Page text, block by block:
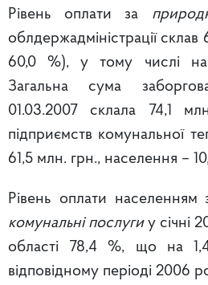
Рівень оплати за
облдержадміністрації
60,0 %), у тому числі
Загальна сума
01.03.2007 склала 74,1
підприємств комунальної
61,5 млн. грн., населення –
Рівень оплати населенням
комунальні послуги у січні
області 78,4 %, що на
відповідному періоді 2006